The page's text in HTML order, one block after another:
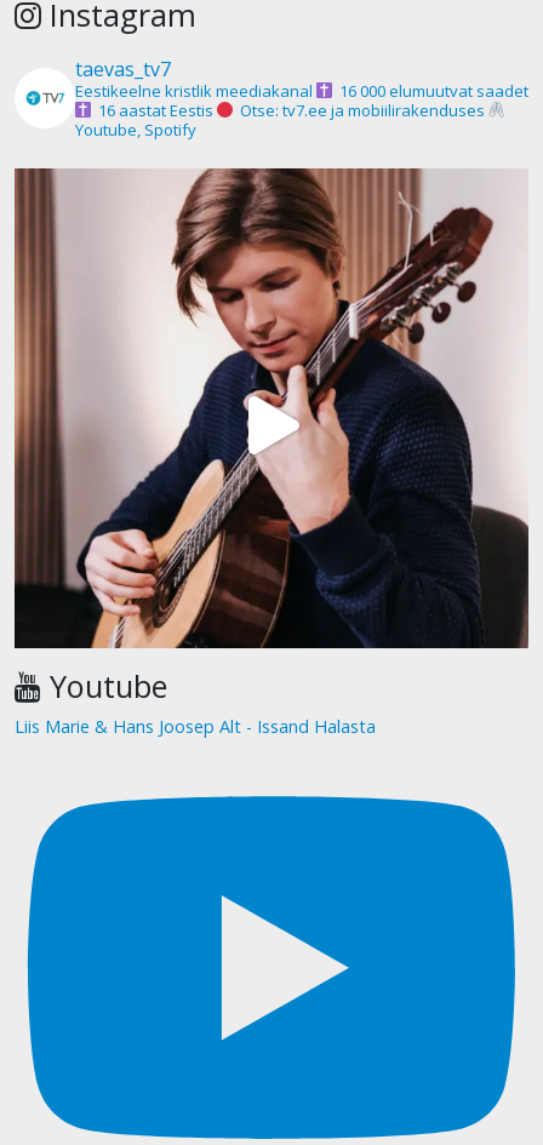
Instagram
taevas_tv7
Eestikeelne kristlik meediakanal
16 000 elumuutvat saadet
16 aastat Eestis
Otse: tv7.ee ja mobiilirakenduses
Youtube, Spotify
Youtube
Liis Marie & Hans Joosep Alt - Issand Halasta